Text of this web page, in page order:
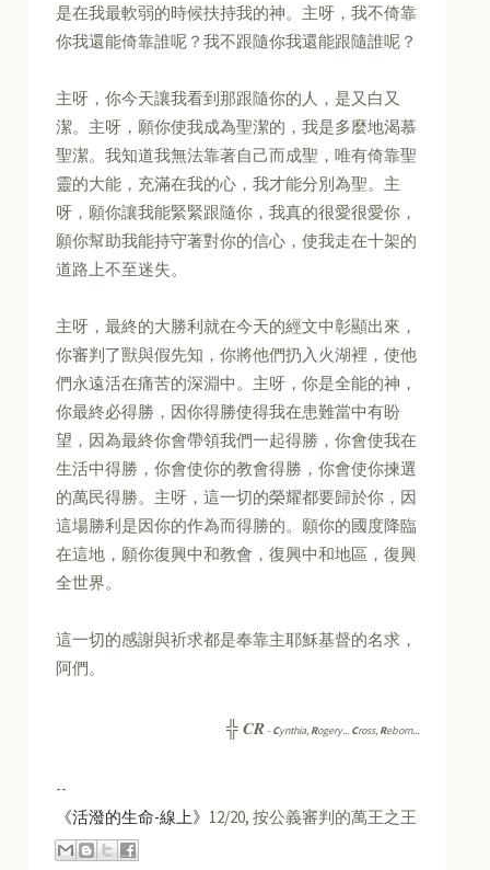
是在我最軟弱的時候扶持我的神。主呀，我不倚靠
你我還能倚靠誰呢？我不跟隨你我還能跟隨誰呢？
主呀，你今天讓我看到那跟隨你的人，是又白又
潔。主呀，願你使我成為聖潔的，我是多麼地渴慕
聖潔。我知道我無法靠著自己而成聖，唯有倚靠聖
靈的大能，充滿在我的心，我才能分別為聖。主
呀，願你讓我能緊緊跟隨你，我真的很愛很愛你，
願你幫助我能持守著對你的信心，使我走在十架的
道路上不至迷失。
主呀，最終的大勝利就在今天的經文中彰顯出來，
你審判了獸與假先知，你將他們扔入火湖裡，使他
們永遠活在痛苦的深淵中。主呀，你是全能的神，
你最終必得勝，因你得勝使得我在患難當中有盼
望，因為最終你會帶領我們一起得勝，你會使我在
生活中得勝，你會使你的教會得勝，你會使你揀選
的萬民得勝。主呀，這一切的榮耀都要歸於你，因
這場勝利是因你的作為而得勝的。願你的國度降臨
在這地，願你復興中和教會，復興中和地區，復興
全世界。
這一切的感謝與祈求都是奉靠主耶穌基督的名求，
阿們。
╬CR -Cynthia, Rogery... Cross, Reborn...
--
《活潑的生命-線上》 12/20, 按公義審判的萬王之王